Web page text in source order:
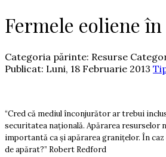
Fermele eoliene
Categoria părinte: Resurse
Publicat: Luni, 18 Februarie 2013
“Cred că mediul înconjurător ar trebui
securitatea națională. Apărarea resurselor
importantă ca și apărarea granițelor. În
de apărat?” Robert Redford